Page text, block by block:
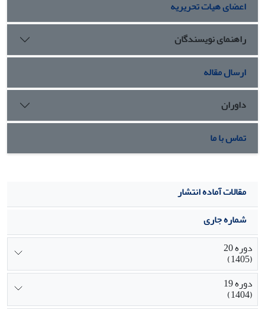
همه ابعاد دانشگاهی بخصوص بعد برنامه درسی احساس
می شود
اعضای هیات تحریریه
راهنمای نویسندگان
ارسال مقاله
داوران
تماس با ما
مقالات آماده انتشار
شماره جاری
دوره 20
(1405)
دوره 19
(1404)